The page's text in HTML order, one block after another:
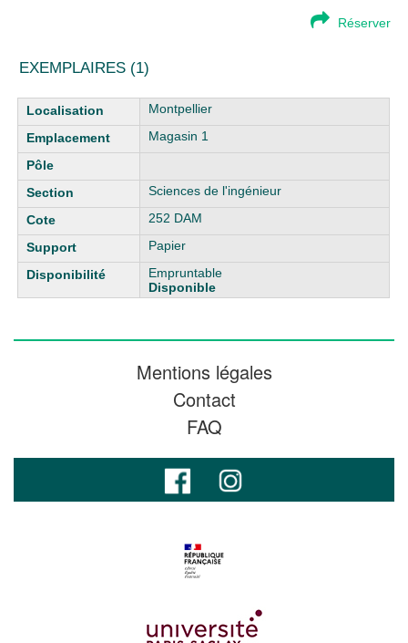
Réserver
EXEMPLAIRES (1)
Liste des exemplaires
Montpellier
Magasin 1
Sciences de l'ingénieur
252 DAM
Papier
Empruntable
Disponible
Mentions légales
Contact
FAQ